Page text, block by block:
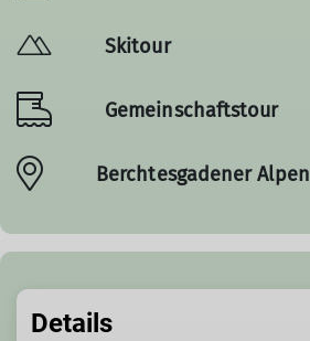
Skitour
Gemeinschaftstour
Berchtesgadener Alpen
Details